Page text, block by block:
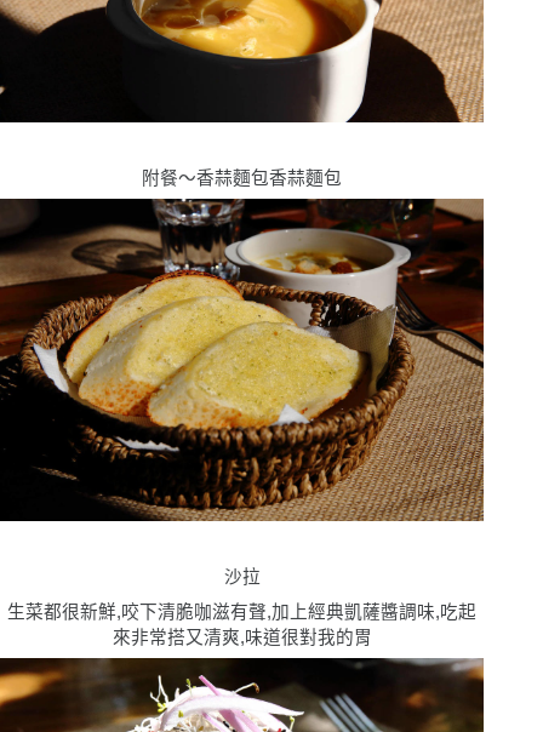
附餐〜香蒜麵包香蒜麵包
沙拉
生菜都很新鮮,咬下清脆咖滋有聲,加上經典凱薩醬調味,吃起
來非常搭又清爽,味道很對我的胃